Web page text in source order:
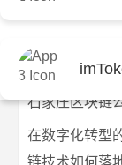
石家庄区块链
在数字化转型
链技术如何落